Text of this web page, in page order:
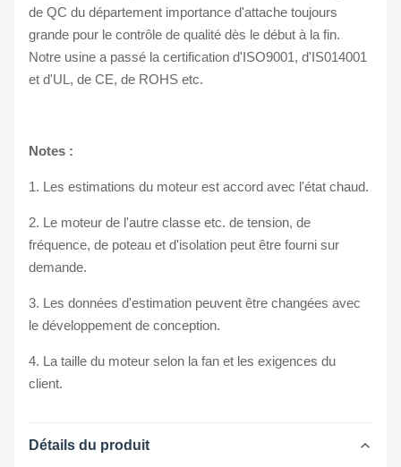
de QC du département importance d'attache toujours
grande pour le contrôle de qualité dès le début à la fin.
Notre usine a passé la certification d'ISO9001, d'IS014001
et d'UL, de CE, de ROHS etc.
Notes :
1. Les estimations du moteur est accord avec l'état chaud.
2. Le moteur de l'autre classe etc. de tension, de
fréquence, de poteau et d'isolation peut être fourni sur
demande.
3. Les données d'estimation peuvent être changées avec
le développement de conception.
4. La taille du moteur selon la fan et les exigences du
client.
Détails du produit